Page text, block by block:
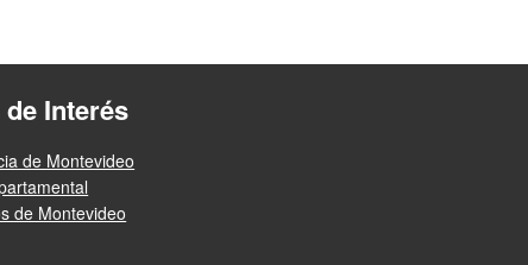
Interés
de Montevideo
de Montevideo